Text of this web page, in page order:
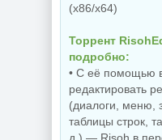
(x86/x64)
Торрент
подробно:
• С её помощью
редактировать
(диалоги, меню,
таблицы строк,
д.) — Risoh в